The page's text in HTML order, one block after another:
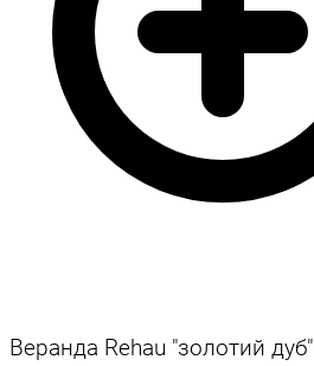
Веранда Rehau "золотий дуб"